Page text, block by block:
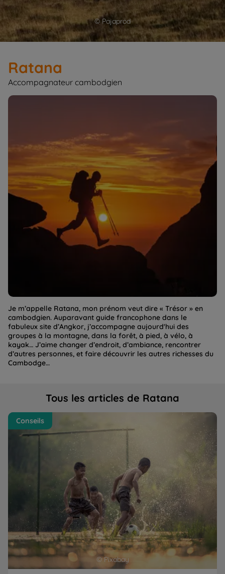
© Pajaprod
Ratana
Accompagnateur cambodgien
Je m’appelle Ratana, mon prénom veut dire « Trésor » en
cambodgien. Auparavant guide francophone dans le
fabuleux site d’Angkor, j’accompagne aujourd'hui des
groupes à la montagne, dans la forêt, à pied, à vélo, à
kayak… J’aime changer d’endroit, d’ambiance, rencontrer
d’autres personnes, et faire découvrir les autres richesses du
Cambodge…
Tous les articles de Ratana
Faut-il avoir peur de la mousson au Cambodge l’été ?
Le Cambodge en juin, juillet, août | La Balaguère
© Pixabay
Conseils